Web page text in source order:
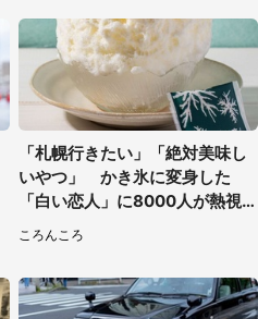
「札幌行きたい」「絶対美味し
いやつ」 かき氷に変身した
「白い恋人」に8000人が熱視
ころんころ